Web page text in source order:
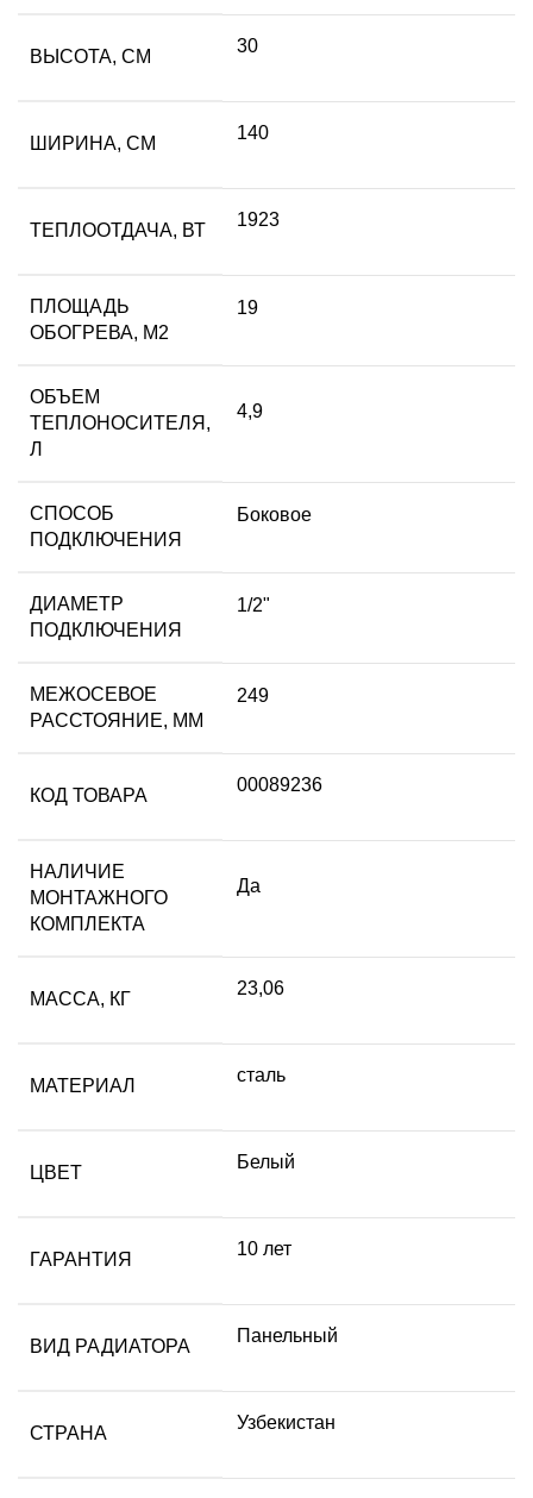
ВЫСОТА, СМ
30
ШИРИНА, СМ
140
ТЕПЛООТДАЧА, ВТ
1923
ПЛОЩАДЬ
ОБОГРЕВА, М2
19
ОБЪЕМ
ТЕПЛОНОСИТЕЛЯ,
Л
4,9
СПОСОБ
ПОДКЛЮЧЕНИЯ
Боковое
ДИАМЕТР
ПОДКЛЮЧЕНИЯ
1/2"
МЕЖОСЕВОЕ
РАССТОЯНИЕ, ММ
249
КОД ТОВАРА
00089236
НАЛИЧИЕ
МОНТАЖНОГО
КОМПЛЕКТА
Да
МАССА, КГ
23,06
МАТЕРИАЛ
сталь
ЦВЕТ
Белый
ГАРАНТИЯ
10 лет
ВИД РАДИАТОРА
Панельный
СТРАНА
Узбекистан